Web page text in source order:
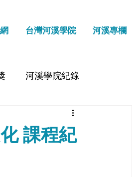
台灣河溪學院 河溪專欄
河溪學院紀錄
課程紀